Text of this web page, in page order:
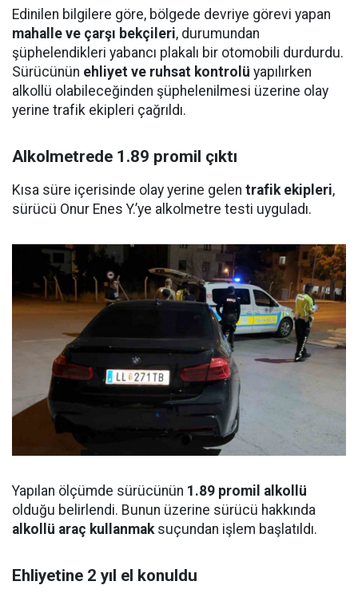
Edinilen bilgilere göre, bölgede devriye görevi yapan
mahalle ve çarşı bekçileri, durumundan
şüphelendikleri yabancı plakalı bir otomobili durdurdu.
Sürücünün ehliyet ve ruhsat kontrolü yapılırken
alkollü olabileceğinden şüphelenilmesi üzerine olay
yerine trafik ekipleri çağrıldı.
Alkolmetrede 1.89 promil çıktı
Kısa süre içerisinde olay yerine gelen trafik ekipleri,
sürücü Onur Enes Y.’ye alkolmetre testi uyguladı.
Yapılan ölçümde sürücünün 1.89 promil alkollü
olduğu belirlendi. Bunun üzerine sürücü hakkında
alkollü araç kullanmaksuçundan işlem başlatıldı.
Ehliyetine 2 yıl el konuldu